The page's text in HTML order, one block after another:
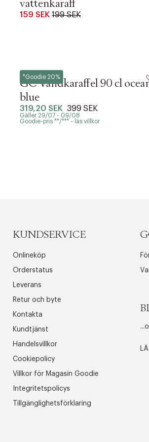
vattenkaraff
159 SEK 199 SEK
*Goodie 20%
Rosendahl
GC Vandkaraffel 90 cl
blue
319,20 SEK 399 SEK
Gäller 29/07 - 09/08
Goodie-pris **/*** - läs villkor
KUNDSERVICE
Onlineköp
Orderstatus
Leverans
Retur och byte
Kontakta
Kundtjänst
Handelsvillkor
Cookiepolicy
Villkor för Magasin Goodie
Integritetspolicys
Tillgänglighetsförklaring